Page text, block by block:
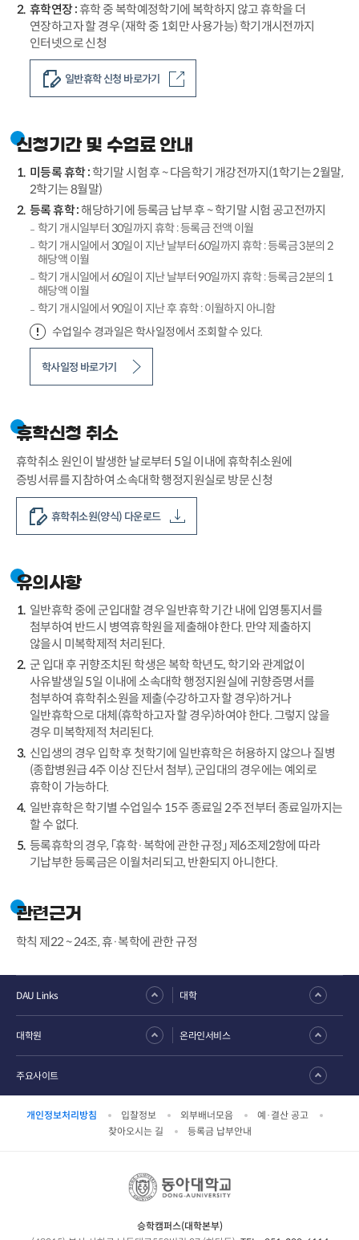
휴학연장 :휴학 중 복학예정학기에 복학하지 않고 휴학을 더
연장하고자 할 경우 (재학 중 1회만 사용가능) 학기개시전까지
인터넷으로 신청
일반휴학 신청 바로가기
신청기간 및 수업료 안내
미등록 휴학 :학기말 시험 후 ~ 다음학기 개강전까지(1학기는 2월말,
2학기는 8월말)
등록 휴학 :해당하기에 등록금 납부 후 ~ 학기말 시험 공고전까지
학기 개시일부터 30일까지 휴학 : 등록금 전액 이월
학기 개시일에서 30일이 지난 날부터 60일까지 휴학 : 등록금 3분의 2
해당액 이월
학기 개시일에서 60일이 지난 날부터 90일까지 휴학 : 등록금 2분의 1
해당액 이월
학기 개시일에서 90일이 지난 후 휴학 : 이월하지 아니함
수업일수 경과일은 학사일정에서 조회할 수 있다.
학사일정 바로가기
휴학신청 취소
휴학취소 원인이 발생한 날로부터 5일 이내에 휴학취소원에
증빙서류를 지참하여 소속대학 행정지원실로 방문 신청
휴학취소원(양식) 다운로드
유의사항
일반휴학 중에 군입대할 경우 일반휴학 기간 내에 입영통지서를
첨부하여 반드시 병역휴학원을 제출해야 한다. 만약 제출하지
않을시 미복학제적 처리된다.
군 입대 후 귀향조치된 학생은 복학 학년도, 학기와 관계없이
사유발생일 5일 이내에 소속대학 행정지원실에 귀향증명서를
첨부하여 휴학취소원을 제출(수강하고자 할 경우)하거나
일반휴학으로 대체(휴학하고자 할 경우)하여야 한다. 그렇지 않을
경우 미복학제적 처리된다.
신입생의 경우 입학 후 첫학기에 일반휴학은 허용하지 않으나 질병
(종합병원급 4주 이상 진단서 첨부), 군입대의 경우에는 예외로
휴학이 가능하다.
일반휴학은 학기별 수업일수 15주 종료일 2주 전부터 종료일까지는
할 수 없다.
등록휴학의 경우, 「휴학·복학에 관한 규정」 제6조제2항에 따라
기납부한 등록금은 이월처리되고, 반환되지 아니한다.
관련근거
학칙 제22 ~ 24조, 휴·복학에 관한 규정
개인정보처리방침 입찰정보 외부배너모음
예·결산 공고
찾아오시는 길
등록금 납부안내
DAU Links 대학
대학원 온라인서비스
주요사이트
승학캠퍼스(대학본부)